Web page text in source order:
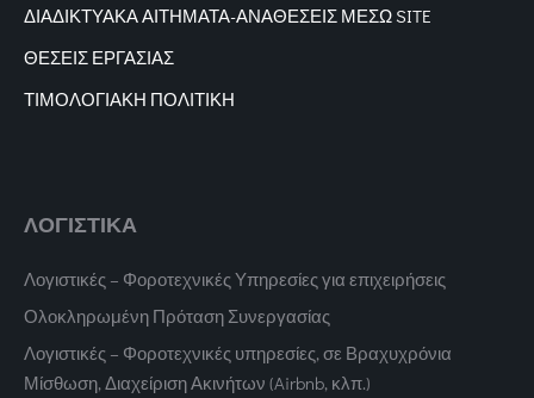
ΔΙΑΔΙΚΤΥΑΚΑΑΙΤΗΜΑΤΑ-ΑΝΑΘΕΣΕΙΣ ΜΕΣΩ SITE
ΘΕΣΕΙΣ ΕΡΓΑΣΙΑΣ
ΤΙΜΟΛΟΓΙΑΚΗ ΠΟΛΙΤΙΚΗ
ΛΟΓΙΣΤΙΚΑ
Λογιστικές – Φοροτεχνικές Υπηρεσίες για επιχειρήσεις
Ολοκληρωμένη Πρόταση Συνεργασίας
Λογιστικές – Φοροτεχνικές υπηρεσίες, σε Βραχυχρόνια
Μίσθωση, Διαχείριση Ακινήτων (Airbnb, κλπ.)